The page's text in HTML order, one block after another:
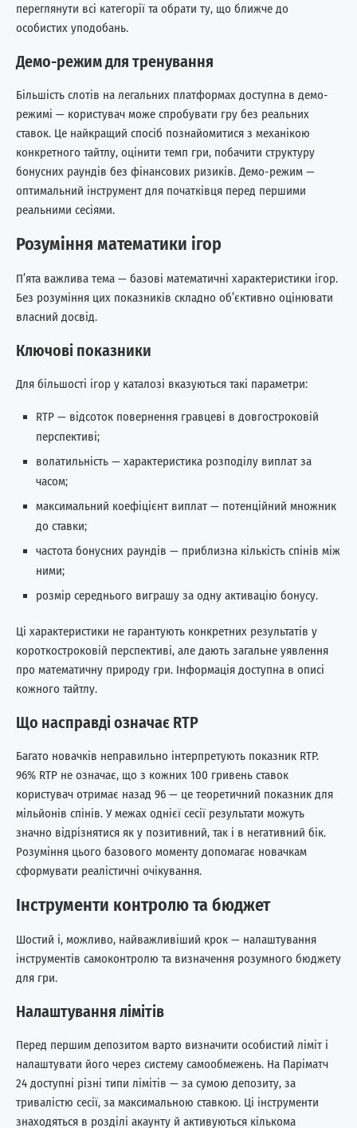
переглянути всі категорії та обрати ту, що ближче до
особистих уподобань.
Демо-режим для тренування
Більшість слотів на легальних платформах доступна в демо-
режимі — користувач може спробувати гру без реальних
ставок. Це найкращий спосіб познайомитися з механікою
конкретного тайтлу, оцінити темп гри, побачити структуру
бонусних раундів без фінансових ризиків. Демо-режим —
оптимальний інструмент для початківця перед першими
реальними сесіями.
Розуміння математики ігор
П’ята важлива тема — базові математичні характеристики ігор.
Без розуміння цих показників складно об’єктивно оцінювати
власний досвід.
Ключові показники
Для більшості ігор у каталозі вказуються такі параметри:
RTP — відсоток повернення гравцеві в довгостроковій
перспективі;
волатильність — характеристика розподілу виплат за
часом;
максимальний коефіцієнт виплат — потенційний множник
до ставки;
частота бонусних раундів — приблизна кількість спінів між
ними;
розмір середнього виграшу за одну активацію бонусу.
Ці характеристики не гарантують конкретних результатів у
короткостроковій перспективі, але дають загальне уявлення
про математичну природу гри. Інформація доступна в описі
кожного тайтлу.
Що насправді означає RTP
Багато новачків неправильно інтерпретують показник RTP.
96% RTP не означає, що з кожних 100 гривень ставок
користувач отримає назад 96 — це теоретичний показник для
мільйонів спінів. У межах однієї сесії результати можуть
значно відрізнятися як у позитивний, так і в негативний бік.
Розуміння цього базового моменту допомагає новачкам
сформувати реалістичні очікування.
Інструменти контролю та бюджет
Шостий і, можливо, найважливіший крок — налаштування
інструментів самоконтролю та визначення розумного бюджету
для гри.
Налаштування лімітів
Перед першим депозитом варто визначити особистий ліміт і
налаштувати його через систему самообмежень. На Паріматч
24 доступні різні типи лімітів — за сумою депозиту, за
тривалістю сесії, за максимальною ставкою. Ці інструменти
знаходяться в розділі акаунту й активуються кількома